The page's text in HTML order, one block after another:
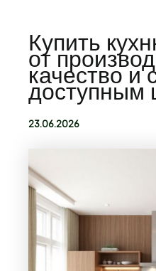
Купить
от
качество и
доступным
23.06.2026